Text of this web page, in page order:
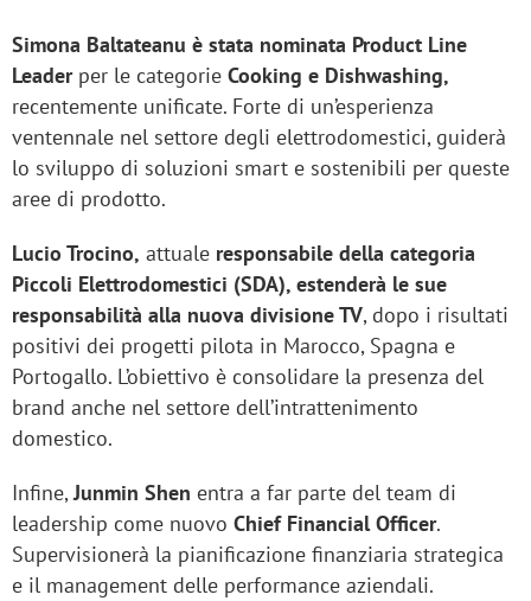
Simona Baltateanu è stata nominata Product Line
Leaderper le categorie Cooking e Dishwashing,
recentemente unificate. Forte di un’esperienza
ventennale nel settore degli elettrodomestici, guiderà
lo sviluppo di soluzioni smart e sostenibili per queste
aree di prodotto.
Lucio Trocino, attuale responsabile della categoria
Piccoli Elettrodomestici (SDA), estenderà le sue
responsabilità alla nuova divisione TV, dopo i risultati
positivi dei progetti pilota in Marocco, Spagna e
Portogallo. L’obiettivo è consolidare la presenza del
brand anche nel settore dell’intrattenimento
domestico.
Infine,Junmin Shen entra a far parte del team di
leadership come nuovo Chief Financial Officer.
Supervisionerà la pianificazione finanziaria strategica
e il management delle performance aziendali.